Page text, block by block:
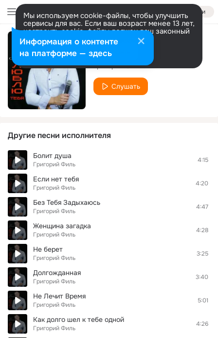
Войти
Мы используем cookie-файлы, чтобы улучшить
сервисы для вас. Если ваш возраст менее 13 лет,
настроить cookie-файлы должен ваш законный
представитель. Больше информации
Разрешить все Настроить
Годы мои
Григорий Филь
Слушать
Другие песни исполнителя
Болит душа
Григорий Филь
4:15
Если нет тебя
Григорий Филь
4:20
Без Тебя Задыхаюсь
Григорий Филь
4:47
Женщина загадка
Григорий Филь
4:28
Не берет
Григорий Филь
3:25
Долгожданная
Григорий Филь
3:40
Не Лечит Время
Григорий Филь
5:01
Как долго шел к тебе одной
Григорий Филь
4:26
Информация о контенте
на платформе — здесь